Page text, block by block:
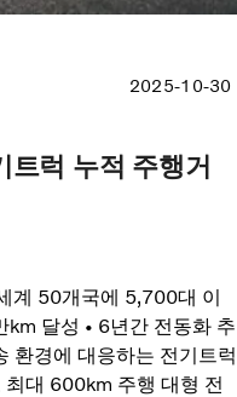
2025-10-30
트럭 누적 주행거
계 50개국에 5,700대 이
달성 • 6년간 전동화 추
환경에 대응하는 전기트럭
대 600km 주행 대형 전